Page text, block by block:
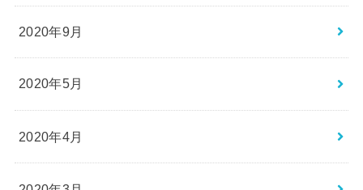
2020年9月
2020年5月
2020年4月